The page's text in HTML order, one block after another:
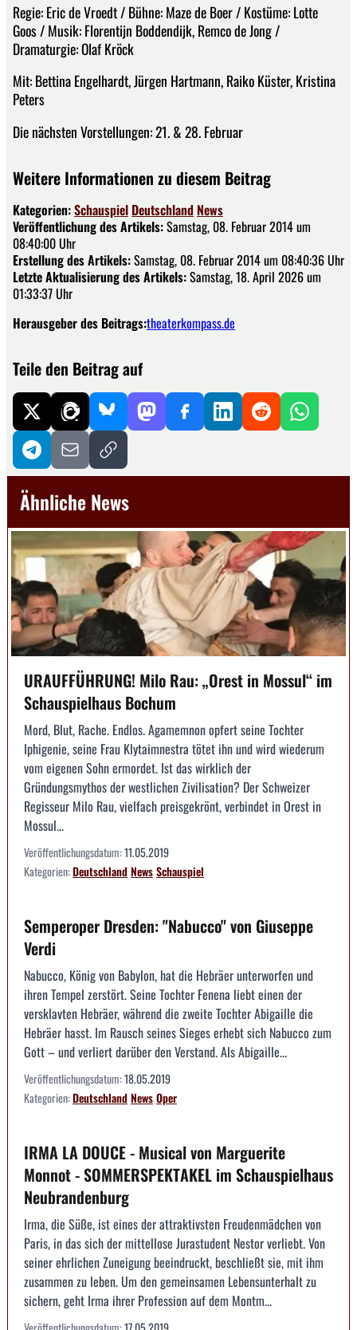
Regie: Eric de Vroedt / Bühne: Maze de Boer / Kostüme: Lotte
Goos / Musik: Florentijn Boddendijk, Remco de Jong /
Dramaturgie: Olaf Kröck
Mit: Bettina Engelhardt, Jürgen Hartmann, Raiko Küster, Kristina
Peters
Die nächsten Vorstellungen: 21. & 28. Februar
Weitere Informationen zu diesem Beitrag
Kategorien:Schauspiel Deutschland News
Veröffentlichung des Artikels:Samstag, 08. Februar 2014 um
08:40:00 Uhr
Erstellung des Artikels:Samstag, 08. Februar 2014 um 08:40:36 Uhr
Letzte Aktualisierung des Artikels:Samstag, 18. April 2026 um
01:33:37 Uhr
Herausgeber des Beitrags:theaterkompass.de
Teile den Beitrag auf
Ähnliche News
URAUFFÜHRUNG! Milo Rau: „Orest in Mossul“ im
Schauspielhaus Bochum
Mord, Blut, Rache. Endlos. Agamemnon opfert seine Tochter
Iphigenie, seine Frau Klytaimnestra tötet ihn und wird wiederum
vom eigenen Sohn ermordet. Ist das wirklich der
Gründungsmythos der westlichen Zivilisation? Der Schweizer
Regisseur Milo Rau, vielfach preisgekrönt, verbindet in Orest in
Mossul...
Veröffentlichungsdatum:11.05.2019
Kategorien:DeutschlandNewsSchauspiel
Semperoper Dresden: "Nabucco" von Giuseppe
Verdi
Nabucco, König von Babylon, hat die Hebräer unterworfen und
ihren Tempel zerstört. Seine Tochter Fenena liebt einen der
versklavten Hebräer, während die zweite Tochter Abigaille die
Hebräer hasst. Im Rausch seines Sieges erhebt sich Nabucco zum
Gott – und verliert darüber den Verstand. Als Abigaille...
Veröffentlichungsdatum:18.05.2019
Kategorien:DeutschlandNewsOper
IRMA LA DOUCE - Musical von Marguerite
Monnot - SOMMERSPEKTAKEL im Schauspielhaus
Neubrandenburg
Irma, die Süße, ist eines der attraktivsten Freudenmädchen von
Paris, in das sich der mittellose Jurastudent Nestor verliebt. Von
seiner ehrlichen Zuneigung beeindruckt, beschließt sie, mit ihm
zusammen zu leben. Um den gemeinsamen Lebensunterhalt zu
sichern, geht Irma ihrer Profession auf dem Montm...